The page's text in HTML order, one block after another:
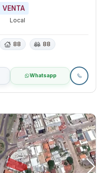
VENTA
Local
88
88
Whatsapp